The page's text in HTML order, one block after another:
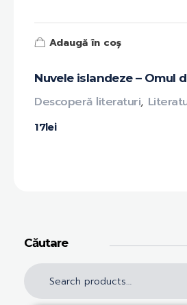
Nuvele islandeze – Omul
17lei
Descoperă literaturi,
Adaugă în coș
Căutare